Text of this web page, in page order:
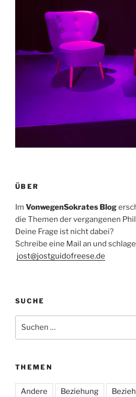
ÜBER
Im VonwegenSokrates Blog
die Themen der vergangenen
Deine Frage ist nicht dabei?
Schreibe eine Mail an und
jost@jostguidofreese.de
SUCHE
nach:
THEMEN
Andere Beziehung